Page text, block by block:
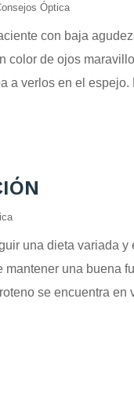
Óptica
con baja
color de ojos
a verlos en el espejo.
una dieta variada
una buena
se encuentra en